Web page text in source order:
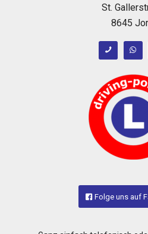
St.
8645
Folge uns auf